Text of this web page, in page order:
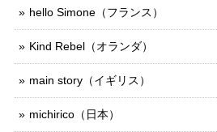
hello Simone（フランス）
Kind Rebel（オランダ）
main story（イギリス）
michirico（日本）